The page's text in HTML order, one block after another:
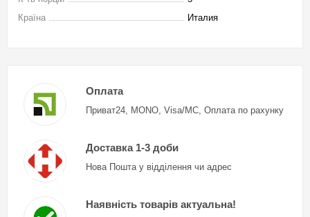
Країна
Италия
Оплата
Приват24, MONO, Visa/MC, Оплата по рахунку
Доставка 1-3 доби
Нова Пошта у відділення чи адрес
Наявність товарів актуальна!